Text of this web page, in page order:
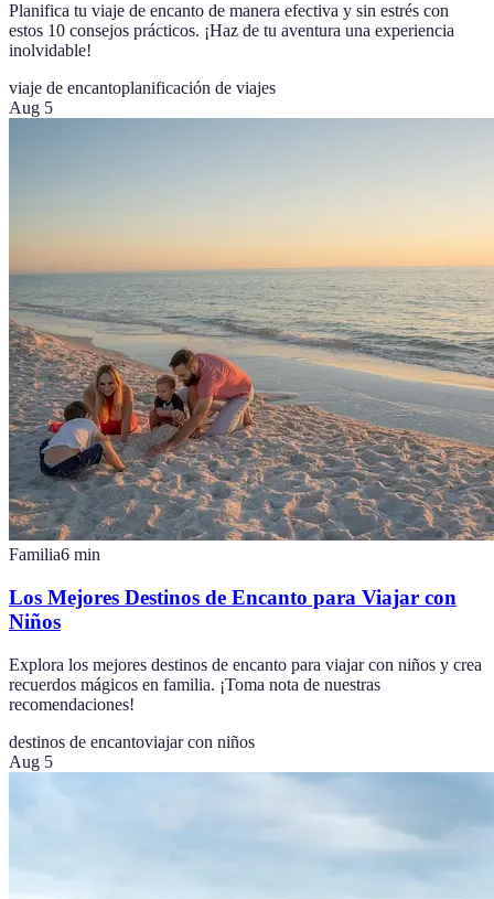
Planifica tu viaje de encanto de manera efectiva y sin estrés con
estos 10 consejos prácticos. ¡Haz de tu aventura una experiencia
inolvidable!
viaje de encantoplanificación de viajes
Aug 5
Familia6 min
Los Mejores Destinos de Encanto para Viajar con
Niños
Explora los mejores destinos de encanto para viajar con niños y crea
recuerdos mágicos en familia. ¡Toma nota de nuestras
recomendaciones!
destinos de encantoviajar con niños
Aug 5